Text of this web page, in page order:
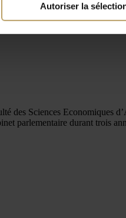
Autoriser la
des Sciences
parlementaire durant trois